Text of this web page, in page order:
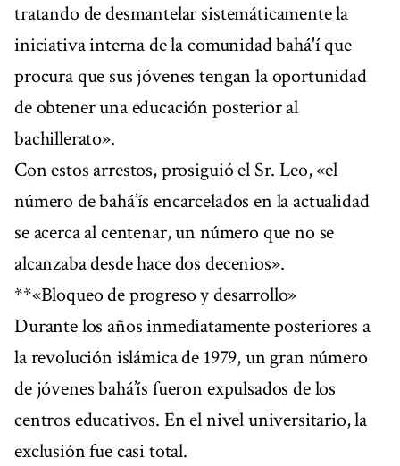
tratando de desmantelar sistemáticamente la
iniciativa interna de la comunidad bahá'í que
procura que sus jóvenes tengan la oportunidad
de obtener una educación posterior al
bachillerato».
Con estos arrestos, prosiguió el Sr. Leo, «el
número de bahá’ís encarcelados en la actualidad
se acerca al centenar, un número que no se
alcanzaba desde hace dos decenios».
**«Bloqueo de progreso y desarrollo»
Durante los años inmediatamente posteriores a
la revolución islámica de 1979, un gran número
de jóvenes bahá’ís fueron expulsados de los
centros educativos. En el nivel universitario, la
exclusión fue casi total.